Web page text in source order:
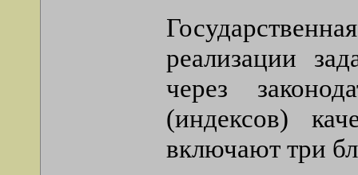
реализации
через
(индексов)
включают три